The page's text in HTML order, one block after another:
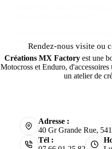
vision est une arme. Une
Rendez-nous visite ou
Créations MX Factoryest une
Motocross et Enduro, d'accessoires
un atelier de
Adresse :
40 Gr Grande Rue,
Tél :